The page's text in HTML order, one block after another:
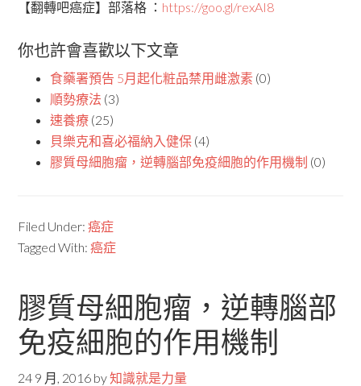
【翻轉吧癌症】部落格 ： https://goo.gl/rexAI8
你也許會喜歡以下文章
食藥署預告 5月起化粧品禁用雌激素 (0)
順勢療法 (3)
速養療 (25)
貝樂克和喜必福納入健保 (4)
膠質母細胞瘤，逆轉腦部免疫細胞的作用機制 (0)
Filed Under:癌症
Tagged With:癌症
膠質母細胞瘤，逆轉腦部
免疫細胞的作用機制
24 9 月, 2016 by知識就是力量